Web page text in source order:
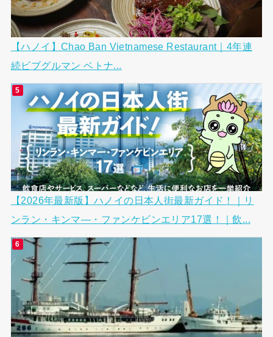
【ハノイ】Chao Ban Vietnamese Restaurant｜4年連
続ビブグルマン ベトナ...
【2026年最新版】ハノイの日本人街最新ガイド！｜リ
ンラン・キンマ―・ファンケビンエリア17選！｜飲...